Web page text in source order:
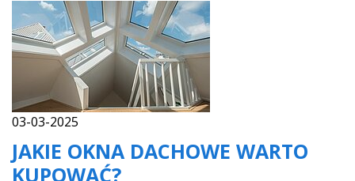
03-03-2025
JAKIE OKNA DACHOWE WARTO
KUPOWAĆ?